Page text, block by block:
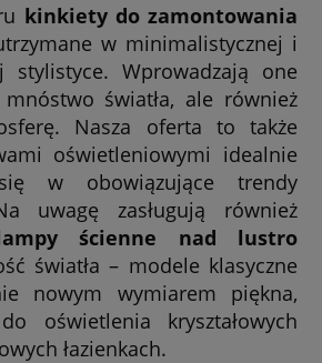
kinkiety do zamontowania
w minimalistycznej i
stylistyce. Wprowadzają one
światła, ale również
Nasza oferta to także
oświetleniowymi idealnie
w obowiązujące trendy
uwagę zasługują również
ścienne nad lustro
światła – modele klasyczne
nowym wymiarem piękna,
oświetlenia kryształowych
łazienkach.